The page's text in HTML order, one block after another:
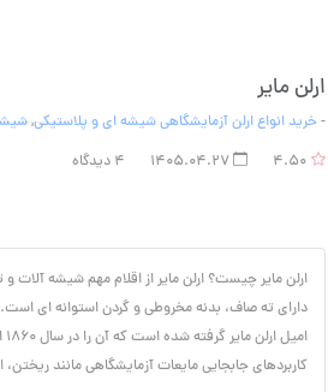
ارلن مایر
- خرید انواع ارلن آزمایشگاهی شیشه ای و پلاستیکی,
4.50
4 دیدگاه
ارلن مایر چیست؟ ارلن مایر از اقلام مهم شیشه
دارای ته صاف، بدنه مخروطی و گردن استوانه ای است.
کاربردهای جابجایی مایعات آزمایشگاهی مانند